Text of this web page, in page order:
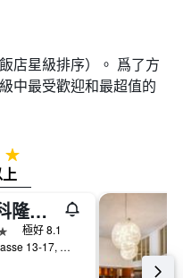
店星級排序）。 爲了方
中最受歡迎和最超值的
級
希爾頓科隆酒店
極好 8.1
Marzellenstrasse 13-17, 科隆, 北萊茵-威斯特法倫邦, 德國